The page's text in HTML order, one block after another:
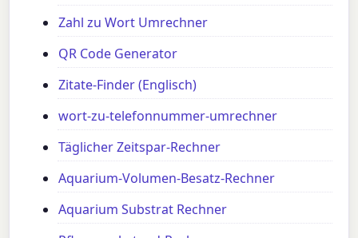
Zahl zu Wort Umrechner
QR Code Generator
Zitate-Finder (Englisch)
wort-zu-telefonnummer-umrechner
Täglicher Zeitspar-Rechner
Aquarium-Volumen-Besatz-Rechner
Aquarium Substrat Rechner